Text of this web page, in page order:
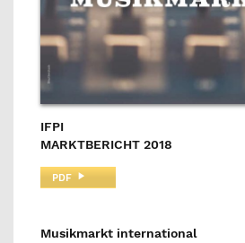
IFPI
MARKTBERICHT 2018
PDF
Musikmarkt international